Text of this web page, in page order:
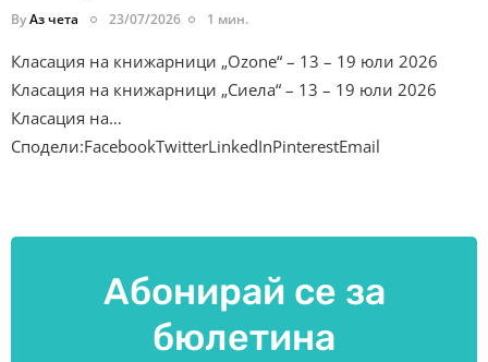
ByАз чета 23/07/2026 1 мин.
Класация на книжарници „Ozone“ – 13 – 19 юли 2026
Класация на книжарници „Сиела“ – 13 – 19 юли 2026
Класация на…
Сподели:FacebookTwitterLinkedInPinterestEmail
Абонирай се за
бюлетина